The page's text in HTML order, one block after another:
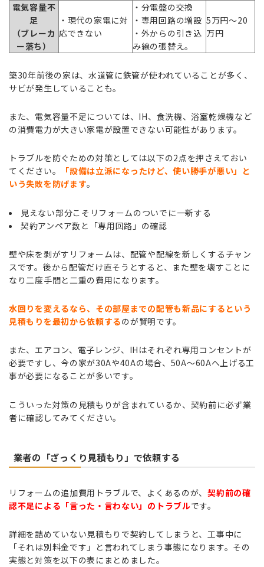
電気容量不
足
（ブレーカ
ー落ち）
・現代の家電に対
応できない
・分電盤の交換
・専用回路の増設
・外からの引き込
み線の張替え。
5万円〜20
万円
築30年前後の家は、水道管に鉄管が使われていることが多く、
サビが発生していることも。
また、電気容量不足については、IH、食洗機、浴室乾燥機など
の消費電力が大きい家電が設置できない可能性があります。
トラブルを防ぐための対策としては以下の2点を押さえておい
てください。
「設備は立派になったけど、使い勝手が悪い」と
いう失敗を防げます。
見えない部分こそリフォームのついでに一新する
契約アンペア数と「専用回路」の確認
壁や床を剥がすリフォームは、配管や配線を新しくするチャン
スです。後から配管だけ直そうとすると、また壁を壊すことに
なり二度手間と二重の費用になります。
水回りを変えるなら、その部屋までの配管も新品にするという
見積もりを最初から依頼するのが賢明です。
また、エアコン、電子レンジ、IHはそれぞれ専用コンセントが
必要ですし、今の家が30Aや40Aの場合、50A〜60Aへ上げる工
事が必要になることが多いです。
こういった対策の見積もりが含まれているか、契約前に必ず業
者に確認してみてください。
業者の「ざっくり見積もり」で依頼する
リフォームの追加費用トラブルで、よくあるのが、契約前の確
認不足による「言った・言わない」のトラブルです。
詳細を詰めていない見積もりで契約してしまうと、工事中に
「それは別料金です」と言われてしまう事態になります。その
実態と対策を以下の表にまとめました。